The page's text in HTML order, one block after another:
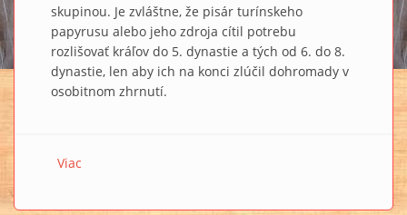
skupinou. Je zvláštne, že pisár turínskeho
papyrusu alebo jeho zdroja cítil potrebu
rozlišovať kráľov do 5. dynastie a tých od 6. do 8.
dynastie, len aby ich na konci zlúčil dohromady v
osobitnom zhrnutí.
Viac